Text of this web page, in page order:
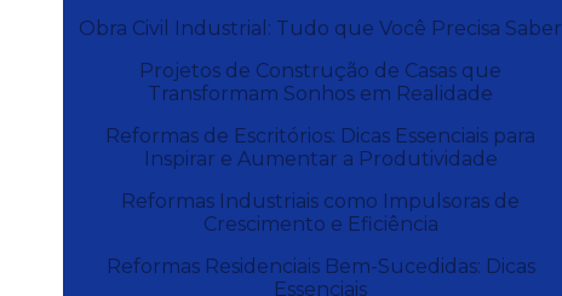
Obra Civil Industrial: Tudo que Você Precisa Saber
Projetos de Construção de Casas que
Transformam Sonhos em Realidade
Reformas de Escritórios: Dicas Essenciais para
Inspirar e Aumentar a Produtividade
Reformas Industriais como Impulsoras de
Crescimento e Eficiência
Reformas Residenciais Bem-Sucedidas: Dicas
Essenciais